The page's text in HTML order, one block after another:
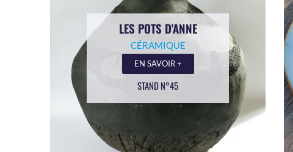
LES POTS D'ANNE
CÉRAMIQUE
EN SAVOIR +
STAND N°45